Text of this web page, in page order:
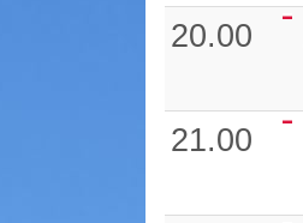
20.00
21.00